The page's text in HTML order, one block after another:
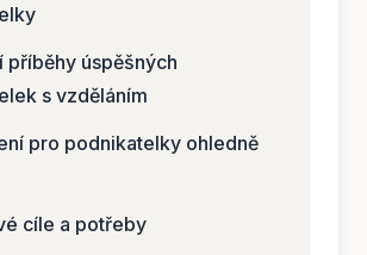
příběhy úspěšných
s vzděláním
pro podnikatelky ohledně
cíle a potřeby